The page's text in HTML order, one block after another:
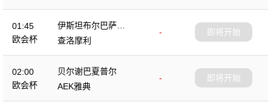
01:45
欧会杯
伊斯坦布尔巴萨克
塞尔
-
查洛摩利
即将开始
02:00
欧会杯
贝尔谢巴夏普尔
-
AEK雅典
即将开始